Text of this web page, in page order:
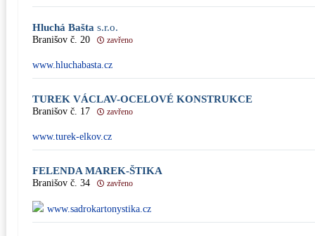
Hluchá Bašta s.r.o.
Branišov č. 20 zavřeno
www.hluchabasta.cz
TUREK VÁCLAV-OCELOVÉ KONSTRUKCE
Branišov č. 17 zavřeno
www.turek-elkov.cz
FELENDA MAREK-ŠTIKA
Branišov č. 34 zavřeno
www.sadrokartonystika.cz